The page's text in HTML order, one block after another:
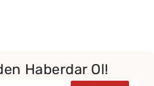
Haberdar Ol!